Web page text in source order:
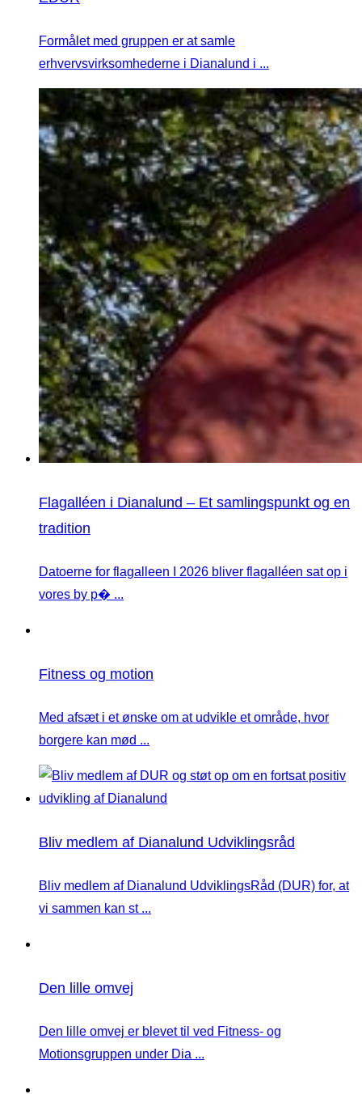
Formålet med gruppen er at samle
erhvervsvirksomhederne i Dianalund i ...
Flagalléen i Dianalund – Et samlingspunkt og en
tradition
Datoerne for flagalleen I 2026 bliver flagalléen sat op i
vores by p� ...
Fitness og motion
Med afsæt i et ønske om at udvikle et område, hvor
borgere kan mød ...
Bliv medlem af Dianalund Udviklingsråd
Bliv medlem af Dianalund UdviklingsRåd (DUR) for, at
vi sammen kan st ...
Den lille omvej
Den lille omvej er blevet til ved Fitness- og
Motionsgruppen under Dia ...